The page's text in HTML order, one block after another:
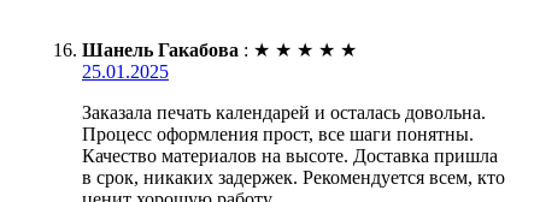
Шанель Гакабова : ★ ★ ★ ★ ★
25.01.2025
Заказала печать календарей и осталась довольна.
Процесс оформления прост, все шаги понятны.
Качество материалов на высоте. Доставка пришла
в срок, никаких задержек. Рекомендуется всем, кто